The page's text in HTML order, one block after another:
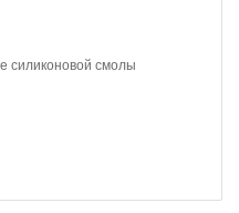
силиконовой смолы